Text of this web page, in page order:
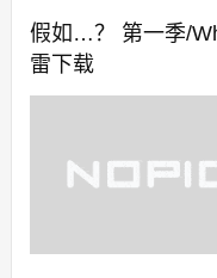
假如…？ 第一季/
雷下载